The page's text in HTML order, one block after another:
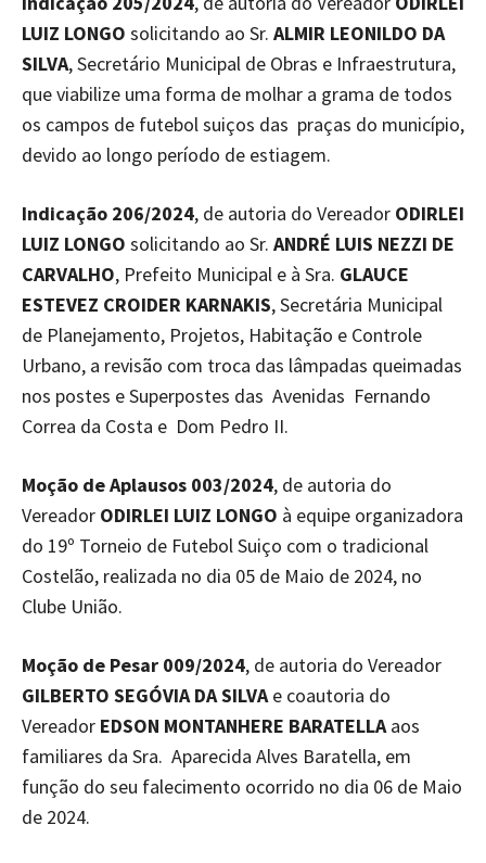
LUIZ LONGO solicitando ao Sr. ALMIR LEONILDO DA
SILVA, Secretário Municipal de Obras e Infraestrutura,
que viabilize uma forma de molhar a grama de todos
os campos de futebol suiços das praças do município,
devido ao longo período de estiagem.
Indicação 206/2024, de autoria do Vereador ODIRLEI
LUIZ LONGO solicitando ao Sr. ANDRÉ LUIS NEZZI DE
CARVALHO, Prefeito Municipal e à Sra. GLAUCE
ESTEVEZ CROIDER KARNAKIS, Secretária Municipal
de Planejamento, Projetos, Habitação e Controle
Urbano, a revisão com troca das lâmpadas queimadas
nos postes e Superpostes das Avenidas Fernando
Correa da Costa e Dom Pedro II.
Moção de Aplausos 003/2024, de autoria do
Vereador ODIRLEI LUIZ LONGO à equipe organizadora
do 19º Torneio de Futebol Suiço com o tradicional
Costelão, realizada no dia 05 de Maio de 2024, no
Clube União.
Moção de Pesar 009/2024, de autoria do Vereador
GILBERTO SEGÓVIA DA SILVA e coautoria do
Vereador EDSON MONTANHERE BARATELLA aos
familiares da Sra. Aparecida Alves Baratella, em
função do seu falecimento ocorrido no dia 06 de Maio
de 2024.